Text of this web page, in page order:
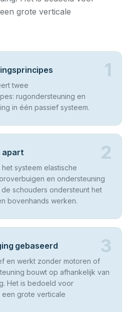
grote verticale
1
twee
rugondersteuning en
in één passief systeem.
2
apart
systeem elastische
en ondersteuning
schouders ondersteunt het
bovenhands werken.
3
gebaseerd
en werkt zonder motoren of
bouwt op afhankelijk van
Het is bedoeld voor
een grote verticale